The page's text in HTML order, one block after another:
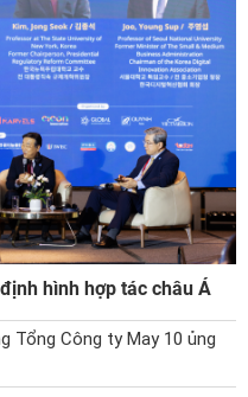
hình hợp tác châu Á
Tổng Công ty May 10 ủng